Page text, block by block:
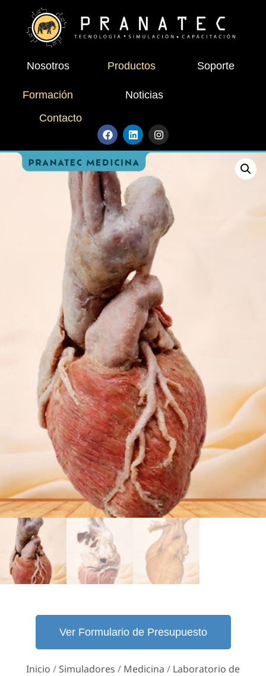
Nosotros Productos Soporte
Formación
Noticias
Contacto
Ver Formulario de Presupuesto
Inicio / Simuladores / Medicina / Laboratorio de